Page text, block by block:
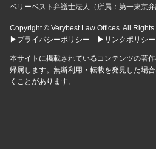
ベリーベスト弁護士法人（所属：第一東京弁
Copyright © Verybest Law Offices. All Rights
▶プライバシーポリシー
▶リンクポリシー
本サイトに掲載されているコンテンツの著
帰属します。無断利用・転載を発見した場
くことがあります。